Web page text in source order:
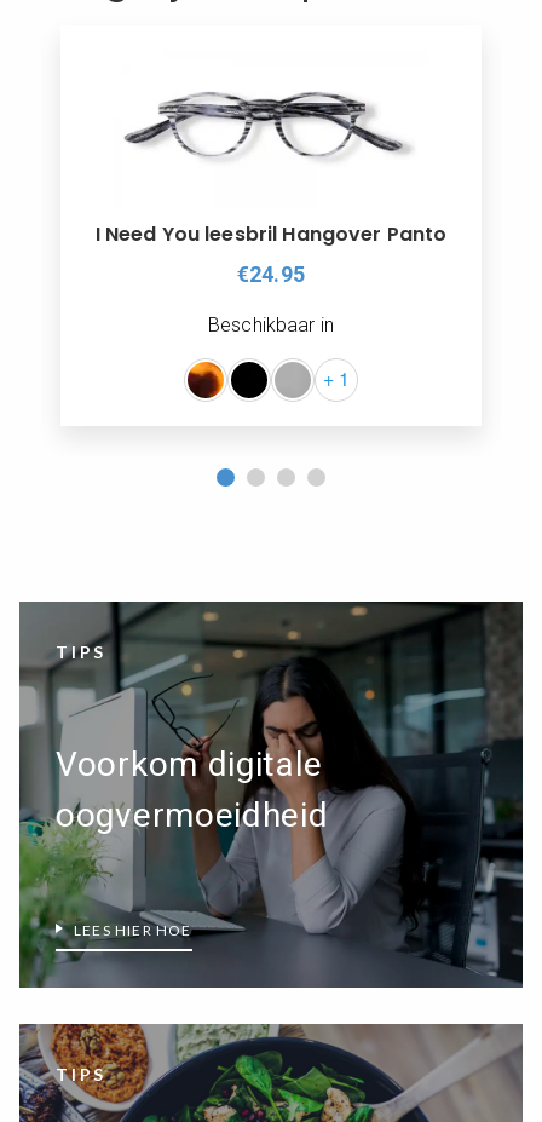
I Need You leesbril Hangover Panto
€24.95
Beschikbaar in
+ 1
TIPS
Voorkom digitale
oogvermoeidheid
LEES HIER HOE
TIPS